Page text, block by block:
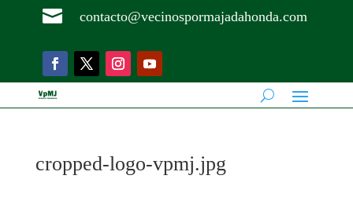
 contacto@vecinospormajadahonda.com
cropped-logo-vpmj.jpg